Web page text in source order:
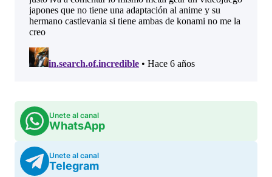
Unete al canal
WhatsApp
Unete al canal
Telegram